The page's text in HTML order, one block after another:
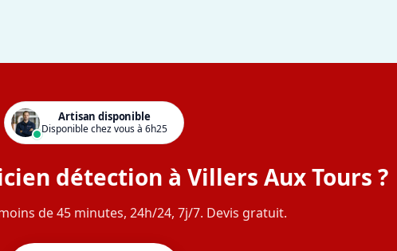
Artisan disponible
Disponible chez vous à 6h25
détection à Villers Aux Tours ?
de 45 minutes, 24h/24, 7j/7. Devis gratuit.